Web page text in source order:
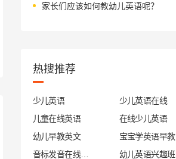
家长们应该如何教幼儿英语呢？
热搜推荐
少儿英语
少儿英语在线
儿童在线英语
在线少儿英语
幼儿早教英文
宝宝学英语早教
幼儿英语兴趣班